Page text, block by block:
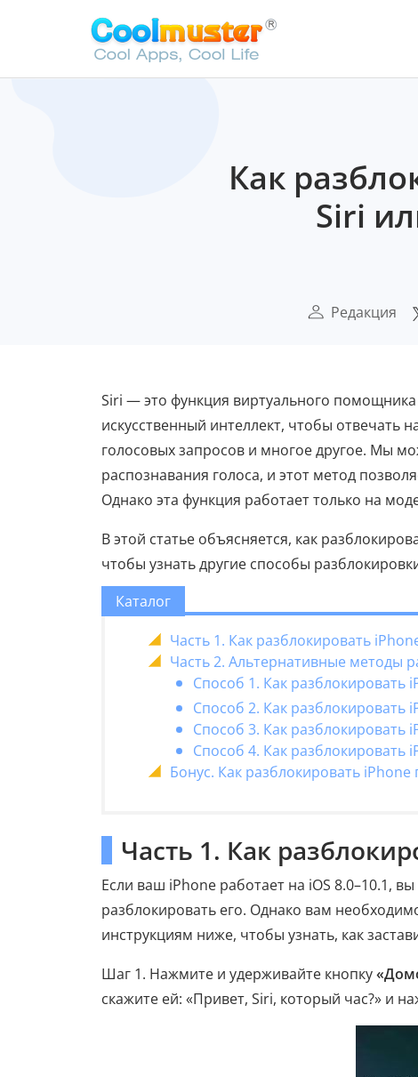
Как
Siri
Редакция
Siri — это функция виртуального помощника
искусственный интеллект, чтобы
голосовых запросов и многое другое. Мы
распознавания голоса, и этот метод
Однако эта функция работает только на
В этой статье объясняется, как
чтобы узнать другие способы
Каталог
Часть 1. Как разблокировать
Часть 2. Альтернативные методы
Способ 1. Как
Способ 2. Как
Способ 3. Как разблокировать
Способ 4. Как
Бонус. Как разблокировать
Часть 1. Как
Если ваш iPhone работает на iOS 8.0–10.1,
разблокировать его. Однако вам
инструкциям ниже, чтобы узнать, как
Шаг 1. Нажмите и удерживайте кнопку
скажите ей: «Привет, Siri, который час?» и